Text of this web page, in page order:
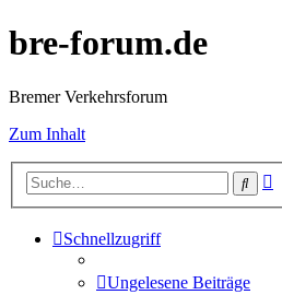
bre-forum.de
Bremer Verkehrsforum
Zum Inhalt
Suche
Schnellzugriff
Ungelesene Beiträge